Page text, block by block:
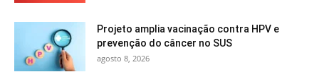
Projeto amplia vacinação contra HPV e
prevenção do câncer no SUS
agosto 8, 2026